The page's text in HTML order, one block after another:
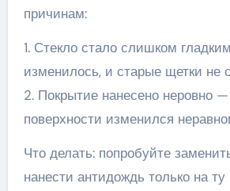
причинам:
1. Стекло стало слишком
изменилось, и старые щетки не
2. Покрытие нанесено неровно
поверхности изменился
Что делать: попробуйте
нанести антидождь только на ту